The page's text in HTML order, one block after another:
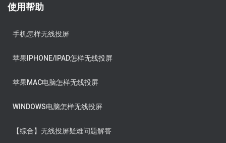
使用帮助
手机怎样无线投屏
苹果IPHONE/IPAD怎样无线投屏
苹果MAC电脑怎样无线投屏
WINDOWS电脑怎样无线投屏
【综合】无线投屏疑难问题解答